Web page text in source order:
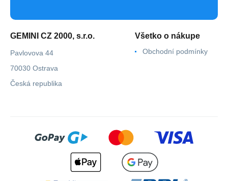
GEMINI CZ 2000, s.r.o.
Pavlovova 44
70030 Ostrava
Česká republika
Všetko o nákupe
Obchodní podmínky